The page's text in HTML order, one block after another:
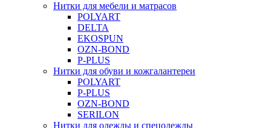
Нитки для мебели и матрасов
POLYART
DELTA
EKOSPUN
OZN-BOND
P-PLUS
Нитки для обуви и кожгалантереи
POLYART
P-PLUS
OZN-BOND
SERILON
Нитки для одежды и спецодежды